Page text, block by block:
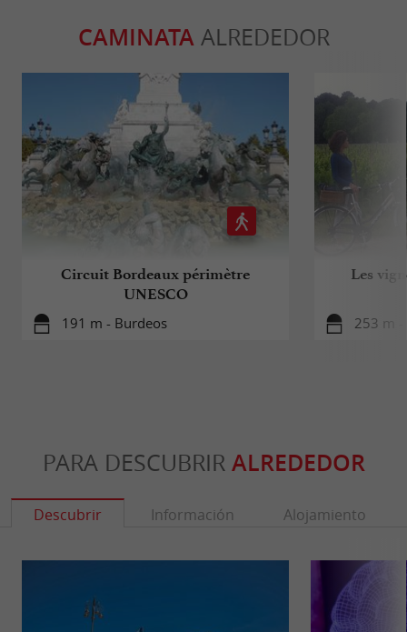
CAMINATAALREDEDOR
Circuit Bordeaux périmètre
UNESCO
191 m - Burdeos
Les
253 m -
PARA DESCUBRIR ALREDEDOR
Descubrir Información Alojamiento